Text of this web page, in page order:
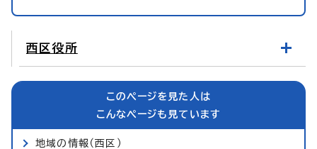
西区役所
このページを見た人は
こんなページも見ています
地域の情報（西区）